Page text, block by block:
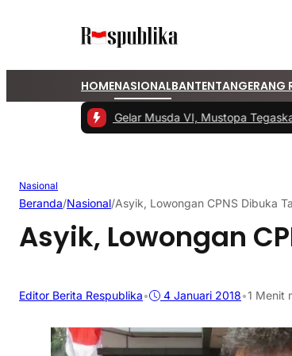
HOMENASIONALBANTENTANGERANG
PKS Tangsel Gelar Musda VI, Mustopa
Nasional
Beranda/Nasional/Asyik, Lowongan CPNS Dibuka
Asyik, Lowongan
Editor Berita Respublika• 4 Januari 2018•1 Menit